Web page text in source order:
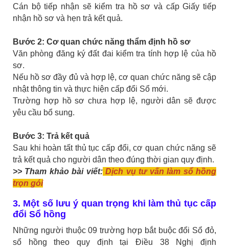
Cán bộ tiếp nhận sẽ kiểm tra hồ sơ và cấp Giấy tiếp
nhận hồ sơ và hẹn trả kết quả.
Bước 2: Cơ quan chức năng thẩm định hồ sơ
Văn phòng đăng ký đất đai kiểm tra tính hợp lệ của hồ
sơ.
Nếu hồ sơ đầy đủ và hợp lệ, cơ quan chức năng sẽ cập
nhật thông tin và thực hiện cấp đổi Sổ mới.
Trường hợp hồ sơ chưa hợp lệ, người dân sẽ được
yêu cầu bổ sung.
Bước 3: Trả kết quả
Sau khi hoàn tất thủ tục cấp đổi, cơ quan chức năng sẽ
trả kết quả cho người dân theo đúng thời gian quy định.
>> Tham khảo bài viết: Dịch vụ tư vấn làm sổ hồng
trọn gói
3. Một số lưu ý quan trọng khi làm thủ tục cấp
đổi Sổ hồng
Những người thuộc 09 trường hợp bắt buộc đổi Sổ đỏ,
sổ hồng theo quy định tại Điều 38 Nghị định